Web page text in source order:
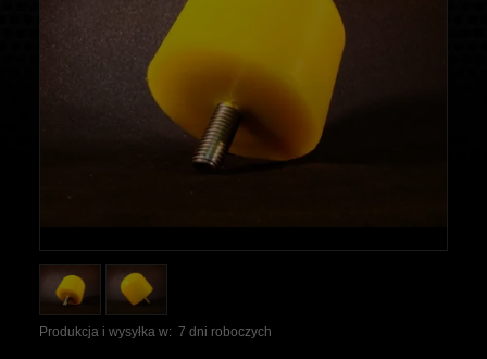
Produkcja i wysyłka w: 7 dni roboczych